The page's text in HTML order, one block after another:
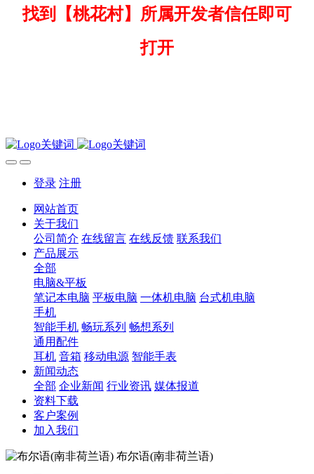
找到
【桃花村】所属开发者信任即可
打开
登录 注册
网站首页
关于我们
公司简介 在线留言 在线反馈 联系我们
产品展示
全部
电脑&平板
笔记本电脑 平板电脑 一体机电脑 台式机电脑
手机
智能手机 畅玩系列 畅想系列
通用配件
耳机 音箱 移动电源 智能手表
新闻动态
全部 企业新闻 行业资讯 媒体报道
资料下载
客户案例
加入我们
布尔语(南非荷兰语)